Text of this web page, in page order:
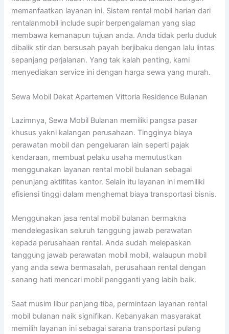
memanfaatkan layanan ini. Sistem rental mobil harian dari
rentalanmobil include supir berpengalaman yang siap
membawa kemanapun tujuan anda. Anda tidak perlu duduk
dibalik stir dan bersusah payah berjibaku dengan lalu lintas
sepanjang perjalanan. Yang tak kalah penting, kami
menyediakan service ini dengan harga sewa yang murah.
Sewa Mobil Dekat Apartemen Vittoria Residence Bulanan
Lazimnya, Sewa Mobil Bulanan memiliki pangsa pasar
khusus yakni kalangan perusahaan. Tingginya biaya
perawatan mobil dan pengeluaran lain seperti pajak
kendaraan, membuat pelaku usaha memutustkan
menggunakan layanan rental mobil bulanan sebagai
penunjang aktifitas kantor. Selain itu layanan ini memiliki
efisiensi tinggi dalam menghemat biaya transportasi bisnis.
Menggunakan jasa rental mobil bulanan bermakna
mendelegasikan seluruh tanggung jawab perawatan
kepada perusahaan rental. Anda sudah melepaskan
tanggung jawab perawatan mobil mobil, walaupun mobil
yang anda sewa bermasalah, perusahaan rental dengan
senang hati mencari mobil pengganti yang labih baik.
Saat musim libur panjang tiba, permintaan layanan rental
mobil bulanan naik signifikan. Kebanyakan masyarakat
memilih layanan ini sebagai sarana transportasi pulang